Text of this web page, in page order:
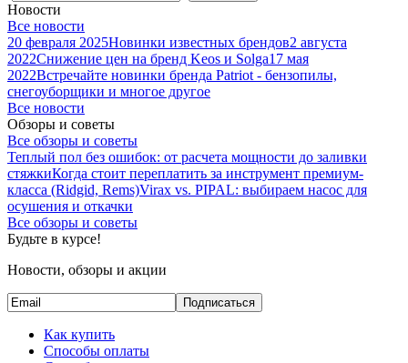
Новости
Все новости
20 февраля 2025Новинки известных брендов2 августа
2022Снижение цен на бренд Keos и Solga17 мая
2022Встречайте новинки бренда Patriot - бензопилы,
снегоуборщики и многое другое
Все новости
Обзоры и советы
Все обзоры и советы
Теплый пол без ошибок: от расчета мощности до заливки
стяжкиКогда стоит переплатить за инструмент премиум-
класса (Ridgid, Rems)Virax vs. PIPAL: выбираем насос для
осушения и откачки
Все обзоры и советы
Будьте в курсе!
Новости, обзоры и акции
Подписаться
Как купить
Способы оплаты